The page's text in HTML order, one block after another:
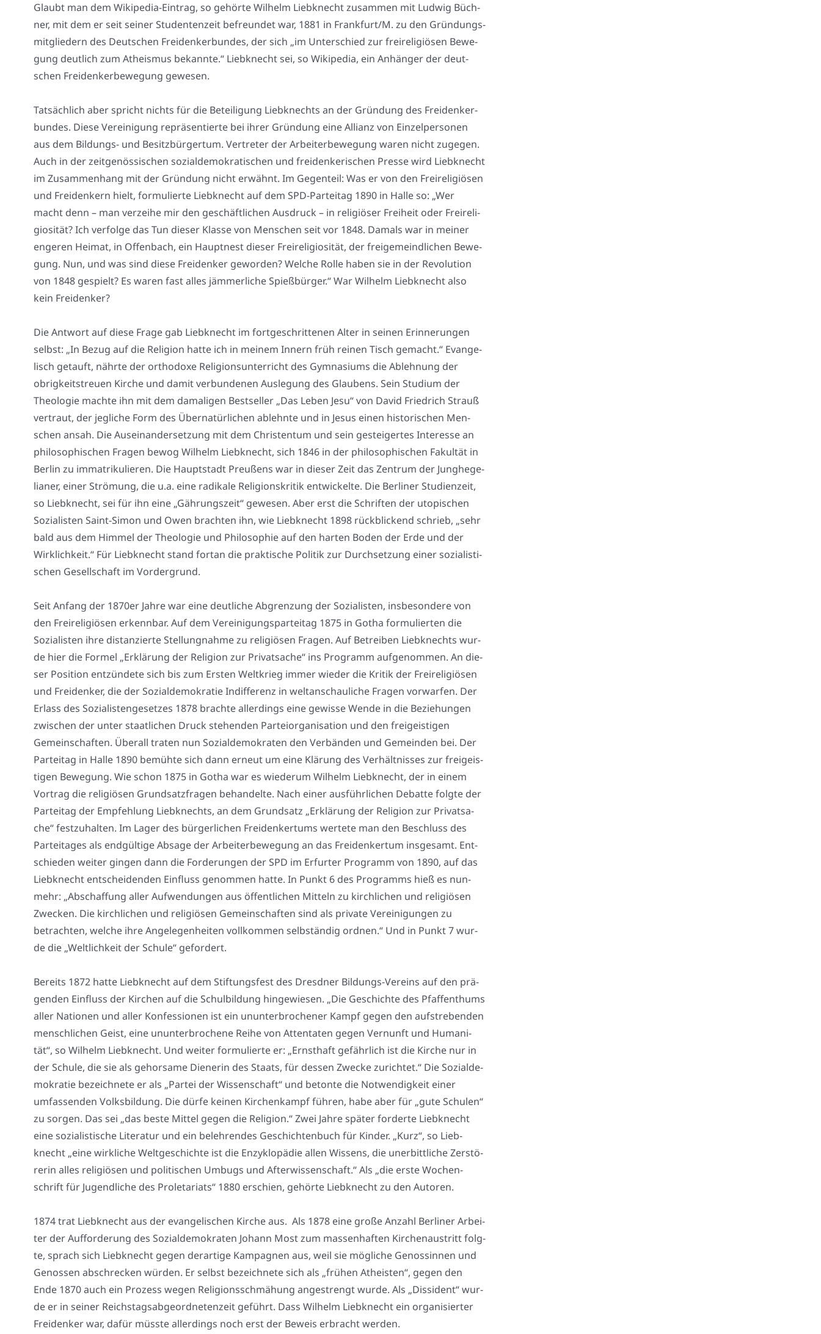
Glaubt man dem Wiki­pe­dia-Ein­trag, so gehör­te Wil­helm Lieb­knecht zusam­men mit Lud­wig Büch­
ner, mit dem er seit sei­ner Stu­den­ten­zeit befreun­det war, 1881 in Frankfurt/M. zu den Grün­dungs­
mit­glie­dern des Deut­schen Frei­den­ker­bun­des, der sich „im Unter­schied zur frei­re­li­giö­sen Bewe­
gung deut­lich zum Athe­is­mus bekann­te.“ Lieb­knecht sei, so Wiki­pe­dia, ein Anhän­ger der deut­
schen Frei­den­ker­be­we­gung gewe­sen.
Tat­säch­lich aber spricht nichts für die Betei­li­gung Lieb­knechts an der Grün­dung des Frei­den­ker­
bun­des. Die­se Ver­ei­ni­gung reprä­sen­tier­te bei ihrer Grün­dung eine Alli­anz von Ein­zel­per­so­nen
aus dem Bil­dungs- und Besitz­bür­ger­tum. Ver­tre­ter der Arbei­ter­be­we­gung waren nicht zuge­gen.
Auch in der zeit­ge­nös­si­schen sozi­al­de­mo­kra­ti­schen und frei­den­ke­ri­schen Pres­se wird Lieb­knecht
im Zusam­men­hang mit der Grün­dung nicht erwähnt. Im Gegen­teil: Was er von den Frei­re­li­giö­sen
und Frei­den­kern hielt, for­mu­lier­te Lieb­knecht auf dem SPD-Par­tei­tag 1890 in Hal­le so: „Wer
macht denn – man ver­zei­he mir den geschäft­li­chen Aus­druck – in reli­giö­ser Frei­heit oder Frei­re­li­
gio­si­tät? Ich ver­fol­ge das Tun die­ser Klas­se von Men­schen seit vor 1848. Damals war in mei­ner
enge­ren Hei­mat, in Offen­bach, ein Haupt­nest die­ser Frei­re­li­gio­si­tät, der frei­ge­meind­li­chen Bewe­
gung. Nun, und was sind die­se Frei­den­ker gewor­den? Wel­che Rol­le haben sie in der Revo­lu­ti­on
von 1848 gespielt? Es waren fast alles jäm­mer­li­che Spieß­bür­ger.“ War Wil­helm Lieb­knecht also
kein Frei­den­ker?
Die Ant­wort auf die­se Fra­ge gab Lieb­knecht im fort­ge­schrit­te­nen Alter in sei­nen Erin­ne­run­gen
selbst: „In Bezug auf die Reli­gi­on hat­te ich in mei­nem Innern früh rei­nen Tisch gemacht.“ Evan­ge­
lisch getauft, nähr­te der ortho­do­xe Reli­gi­ons­un­ter­richt des Gym­na­si­ums die Ableh­nung der
obrig­keits­treu­en Kir­che und damit ver­bun­de­nen Aus­le­gung des Glau­bens. Sein Stu­di­um der
Theo­lo­gie mach­te ihn mit dem dama­li­gen Best­sel­ler „Das Leben Jesu“ von David Fried­rich Strauß
ver­traut, der jeg­li­che Form des Über­na­tür­li­chen ablehn­te und in Jesus einen his­to­ri­schen Men­
schen ansah. Die Aus­ein­an­der­set­zung mit dem Chris­ten­tum und sein gestei­ger­tes Inter­es­se an
phi­lo­so­phi­schen Fra­gen bewog Wil­helm Lieb­knecht, sich 1846 in der phi­lo­so­phi­schen Fakul­tät in
Ber­lin zu imma­tri­ku­lie­ren. Die Haupt­stadt Preu­ßens war in die­ser Zeit das Zen­trum der Jung­he­ge­
lia­ner, einer Strö­mung, die u.a. eine radi­ka­le Reli­gi­ons­kri­tik ent­wi­ckel­te. Die Ber­li­ner Stu­di­en­zeit,
so Lieb­knecht, sei für ihn eine „Gäh­rungs­zeit“ gewe­sen. Aber erst die Schrif­ten der uto­pi­schen
Sozia­lis­ten Saint-Simon und Owen brach­ten ihn, wie Lieb­knecht 1898 rück­bli­ckend schrieb, „sehr
bald aus dem Him­mel der Theo­lo­gie und Phi­lo­so­phie auf den har­ten Boden der Erde und der
Wirk­lich­keit.“ Für Lieb­knecht stand fort­an die prak­ti­sche Poli­tik zur Durch­set­zung einer sozia­lis­ti­
schen Gesell­schaft im Vor­der­grund.
Seit Anfang der 1870er Jah­re war eine deut­li­che Abgren­zung der Sozia­lis­ten, ins­be­son­de­re von
den Frei­re­li­giö­sen erkenn­bar. Auf dem Ver­ei­ni­gungs­par­tei­tag 1875 in Gotha for­mu­lier­ten die
Sozia­lis­ten ihre distan­zier­te Stel­lung­nah­me zu reli­giö­sen Fra­gen. Auf Betrei­ben Lieb­knechts wur­
de hier die For­mel „Erklä­rung der Reli­gi­on zur Pri­vat­sa­che“ ins Pro­gramm auf­ge­nom­men. An die­
ser Posi­ti­on ent­zün­de­te sich bis zum Ers­ten Welt­krieg immer wie­der die Kri­tik der Frei­re­li­giö­sen
und Frei­den­ker, die der Sozi­al­de­mo­kra­tie Indif­fe­renz in welt­an­schau­li­che Fra­gen vor­war­fen. Der
Erlass des Sozia­lis­ten­ge­set­zes 1878 brach­te aller­dings eine gewis­se Wen­de in die Bezie­hun­gen
zwi­schen der unter staat­li­chen Druck ste­hen­den Par­tei­or­ga­ni­sa­ti­on und den frei­geis­ti­gen
Gemein­schaf­ten. Über­all tra­ten nun Sozi­al­de­mo­kra­ten den Ver­bän­den und Gemein­den bei. Der
Par­tei­tag in Hal­le 1890 bemüh­te sich dann erneut um eine Klä­rung des Ver­hält­nis­ses zur frei­geis­
ti­gen Bewe­gung. Wie schon 1875 in Gotha war es wie­der­um Wil­helm Lieb­knecht, der in einem
Vor­trag die reli­giö­sen Grund­satz­fra­gen behan­del­te. Nach einer aus­führ­li­chen Debat­te folg­te der
Par­tei­tag der Emp­feh­lung Lieb­knechts, an dem Grund­satz „Erklä­rung der Reli­gi­on zur Pri­vat­sa­
che“ fest­zu­hal­ten. Im Lager des bür­ger­li­chen Frei­den­ker­tums wer­te­te man den Beschluss des
Par­tei­ta­ges als end­gül­ti­ge Absa­ge der Arbei­ter­be­we­gung an das Frei­den­ker­tum ins­ge­samt. Ent­
schie­den wei­ter gin­gen dann die For­de­run­gen der SPD im Erfur­ter Pro­gramm von 1890, auf das
Lieb­knecht ent­schei­den­den Ein­fluss genom­men hat­te. In Punkt 6 des Pro­gramms hieß es nun­
mehr: „Abschaf­fung aller Auf­wen­dun­gen aus öffent­li­chen Mit­teln zu kirch­li­chen und reli­giö­sen
Zwe­cken. Die kirch­li­chen und reli­giö­sen Gemein­schaf­ten sind als pri­va­te Ver­ei­ni­gun­gen zu
betrach­ten, wel­che ihre Ange­le­gen­hei­ten voll­kom­men selb­stän­dig ord­nen.“ Und in Punkt 7 wur­
de die „Welt­lich­keit der Schu­le“ gefor­dert.
Bereits 1872 hat­te Lieb­knecht auf dem Stif­tungs­fest des Dresd­ner Bil­dungs-Ver­eins auf den prä­
gen­den Ein­fluss der Kir­chen auf die Schul­bil­dung hin­ge­wie­sen. „Die Geschich­te des Pfaf­fenth­ums
aller Natio­nen und aller Kon­fes­sio­nen ist ein unun­ter­bro­che­ner Kampf gegen den auf­stre­ben­den
mensch­li­chen Geist, eine unun­ter­bro­che­ne Rei­he von Atten­ta­ten gegen Ver­nunft und Huma­ni­
tät“, so Wil­helm Lieb­knecht. Und wei­ter for­mu­lier­te er: „Ernst­haft gefähr­lich ist die Kir­che nur in
der Schu­le, die sie als gehor­sa­me Die­ne­rin des Staats, für des­sen Zwe­cke zurich­tet.“ Die Sozi­al­de­
mo­kra­tie bezeich­ne­te er als „Par­tei der Wis­sen­schaft“ und beton­te die Not­wen­dig­keit einer
umfas­sen­den Volks­bil­dung. Die dür­fe kei­nen Kir­chen­kampf füh­ren, habe aber für „gute Schu­len“
zu sor­gen. Das sei „das bes­te Mit­tel gegen die Reli­gi­on.“ Zwei Jah­re spä­ter for­der­te Lieb­knecht
eine sozia­lis­ti­sche Lite­ra­tur und ein beleh­ren­des Geschich­ten­buch für Kin­der. „Kurz“, so Lieb­
knecht „eine wirk­li­che Welt­ge­schich­te ist die Enzy­klo­pä­die allen Wis­sens, die uner­bitt­li­che Zer­stö­
re­rin alles reli­giö­sen und poli­ti­schen Umbugs und After­wis­sen­schaft.“ Als „die ers­te Wochen­
schrift für Jugend­li­che des Pro­le­ta­ri­ats“ 1880 erschien, gehör­te Lieb­knecht zu den Autoren.
1874 trat Lieb­knecht aus der evan­ge­li­schen Kir­che aus. Als 1878 eine gro­ße Anzahl Ber­li­ner Arbei­
ter der Auf­for­de­rung des Sozi­al­de­mo­kra­ten Johann Most zum mas­sen­haf­ten Kir­chen­aus­tritt folg­
te, sprach sich Lieb­knecht gegen der­ar­ti­ge Kam­pa­gnen aus, weil sie mög­li­che Genos­sin­nen und
Genos­sen abschre­cken wür­den. Er selbst bezeich­ne­te sich als „frü­hen Athe­is­ten“, gegen den
Ende 1870 auch ein Pro­zess wegen Reli­gi­ons­schmä­hung ange­strengt wur­de. Als „Dis­si­dent“ wur­
de er in sei­ner Reichs­tags­ab­ge­ord­ne­ten­zeit geführt. Dass Wil­helm Lieb­knecht ein orga­ni­sier­ter
Frei­den­ker war, dafür müss­te aller­dings noch erst der Beweis erbracht wer­den.